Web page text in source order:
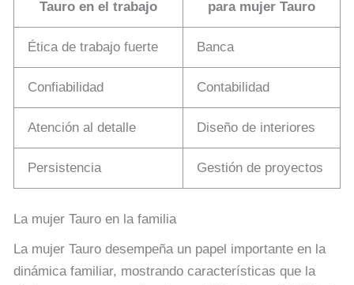
Tauro en el trabajo
para mujer Tauro
Ética de trabajo fuerte Banca
Confiabilidad Contabilidad
Atención al detalle Diseño de interiores
Persistencia Gestión de proyectos
La mujer Tauro en la familia
La mujer Tauro desempeña un papel importante en la
dinámica familiar, mostrando características que la